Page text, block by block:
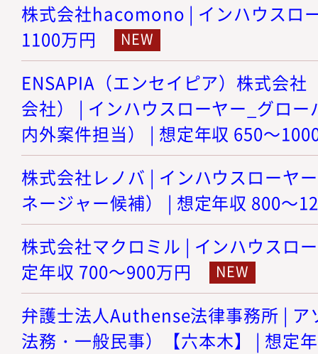
株式会社hacomono | インハウスロ
1100万円
ENSAPIA（エンセイピア）株式会
会社） | インハウスローヤー_グロ
内外案件担当） | 想定年収 650～
株式会社レノバ | インハウスローヤ
ネージャー候補） | 想定年収 800～
株式会社マクロミル | インハウスロ
定年収 700～900万円
弁護士法人Authense法律事務所 | ア
法務・一般民事）【六本木】 | 想定